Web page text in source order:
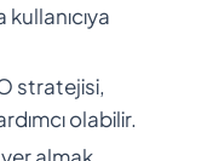
stratejisi,
olabilir.